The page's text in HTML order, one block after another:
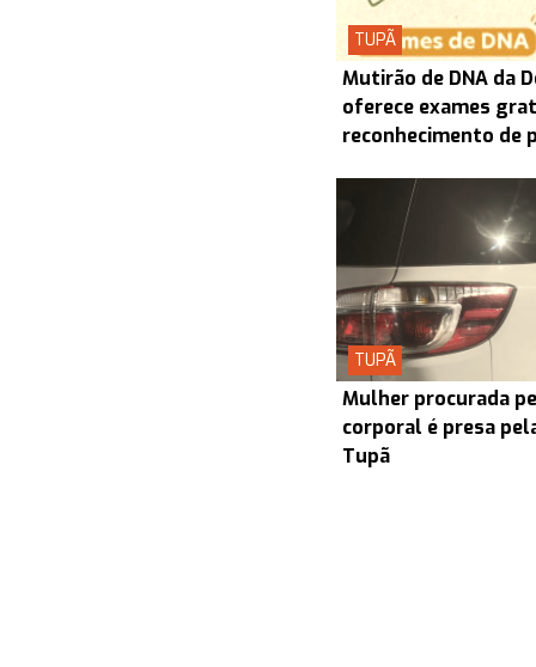
TUPÃ
Mutirão de DNA da
oferece exames
reconhecimento de
TUPÃ
Mulher procurada
corporal é presa
Tupã